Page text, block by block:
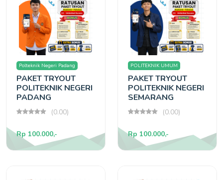
Polteknik Negeri Padang
PAKET TRYOUT
POLITEKNIK NEGERI
PADANG
(0.00)
Rp 100.000,-
POLITEKNIK UMUM
PAKET TRYOUT
POLITEKNIK NEGERI
SEMARANG
(0.00)
Rp 100.000,-